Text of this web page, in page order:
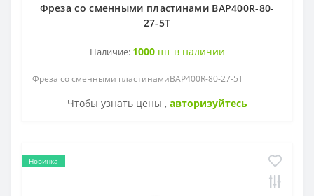
Фреза со сменными пластинами BAP400R-80-
27-5T
Наличие: 1000шт в наличии
Фреза со сменными пластинамиBAP400R-80-27-5T
Чтобы узнать цены , авторизуйтесь
Новинка